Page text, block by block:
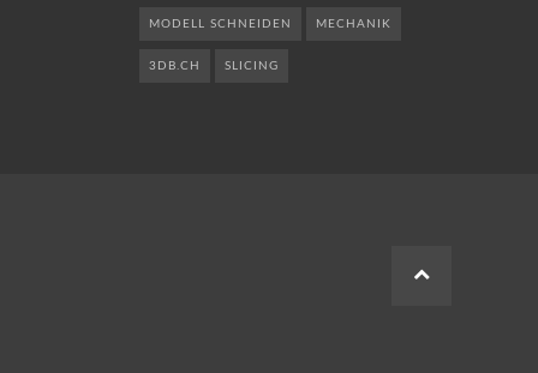
MODELL SCHNEIDEN MECHANIK
3DB.CH SLICING